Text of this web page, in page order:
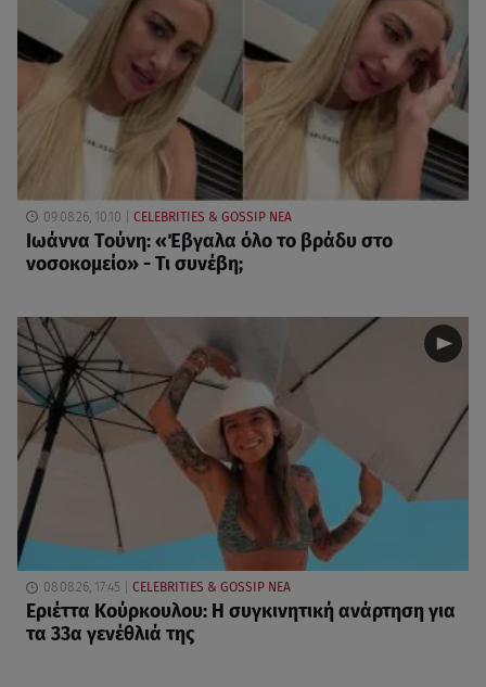
09.08.26, 10:10 CELEBRITIES & GOSSIP ΝΕΑ
Ιωάννα Τούνη: «Έβγαλα όλο το βράδυ στο
νοσοκομείο» - Τι συνέβη;
08.08.26, 17:45 CELEBRITIES & GOSSIP ΝΕΑ
Εριέττα Κούρκουλου: Η συγκινητική ανάρτηση για
τα 33α γενέθλιά της